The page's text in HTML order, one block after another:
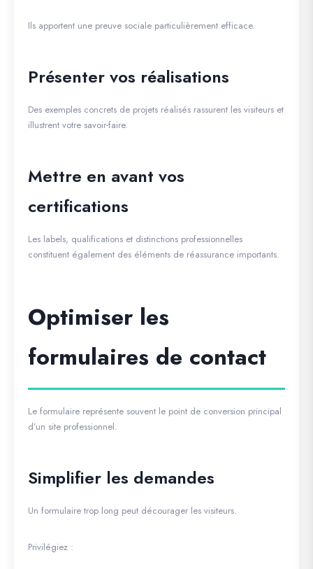
Ils apportent une preuve sociale particulièrement efficace.
Présenter vos réalisations
Des exemples concrets de projets réalisés rassurent les visiteurs et
illustrent votre savoir-faire.
Mettre en avant vos
certifications
Les labels, qualifications et distinctions professionnelles
constituent également des éléments de réassurance importants.
Optimiser les
formulaires de contact
Le formulaire représente souvent le point de conversion principal
d’un site professionnel.
Simplifier les demandes
Un formulaire trop long peut décourager les visiteurs.
Privilégiez :